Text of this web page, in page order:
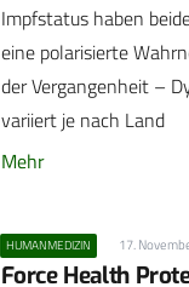
Impfstatus haben
eine polarisierte
der Vergangenheit –
variiert je nach Land
Mehr
HUMANMEDIZIN 17.
Force Health